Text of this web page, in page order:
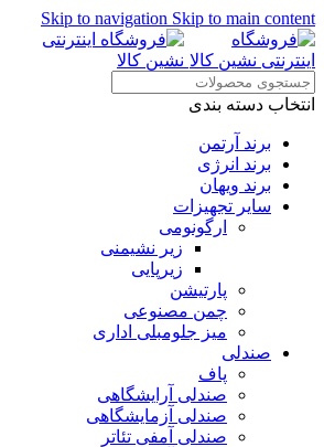
Skip to navigation Skip to main content
انتخاب دسته بندی
برند آرتمن
برند انرژی
برند ویهان
سایر تجهیزات
ارگونومی
زیر نشیمنی
زیرپایی
پارتیشن
چمن مصنوعی
میز جلومبلی اداری
صندلی
پاف
صندلی آرایشگاهی
صندلی آزمایشگاهی
صندلی آمفی تئاتر